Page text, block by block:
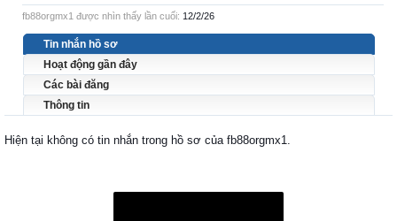
fb88orgmx1 được nhìn thấy lần cuối: 12/2/26
Tin nhắn hồ sơ
Hoạt động gần đây
Các bài đăng
Thông tin
Hiện tại không có tin nhắn trong hồ sơ của fb88orgmx1.